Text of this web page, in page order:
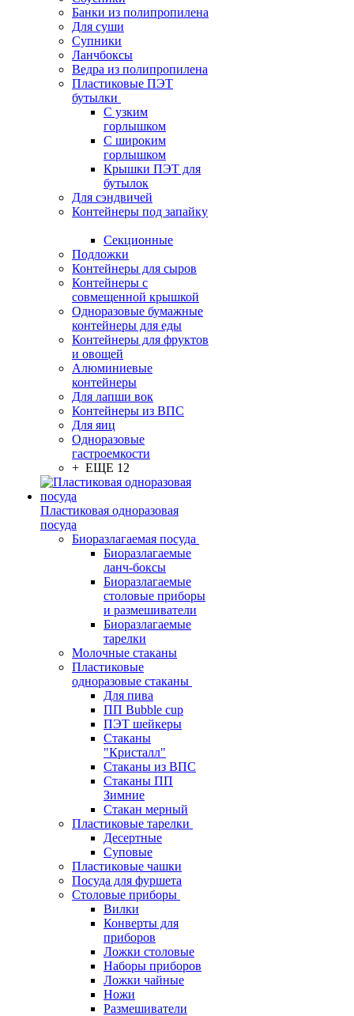
Банки из полипропилена
Для суши
Супники
Ланчбоксы
Ведра из полипропилена
Пластиковые ПЭТ
бутылки
С узким
горлышком
С широким
горлышком
Крышки ПЭТ для
бутылок
Для сэндвичей
Контейнеры под запайку
Секционные
Подложки
Контейнеры для сыров
Контейнеры с
совмещенной крышкой
Одноразовые бумажные
контейнеры для еды
Контейнеры для фруктов
и овощей
Алюминиевые
контейнеры
Для лапши вок
Контейнеры из ВПС
Для яиц
Одноразовые
гастроемкости
+ ЕЩЕ 12
Пластиковая одноразовая
посуда
Биоразлагаемая посуда
Биоразлагаемые
ланч-боксы
Биоразлагаемые
столовые приборы
и размешиватели
Биоразлагаемые
тарелки
Молочные стаканы
Пластиковые
одноразовые стаканы
Для пива
ПП Bubble cup
ПЭТ шейкеры
Стаканы
"Кристалл"
Стаканы из ВПС
Стаканы ПП
Зимние
Стакан мерный
Пластиковые тарелки
Десертные
Суповые
Пластиковые чашки
Посуда для фуршета
Столовые приборы
Вилки
Конверты для
приборов
Ложки столовые
Наборы приборов
Ложки чайные
Ножи
Размешиватели